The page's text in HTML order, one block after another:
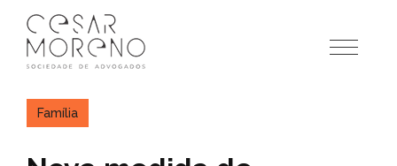
para
conteúdo
Família